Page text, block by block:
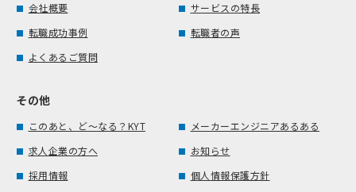
会社概要
サービスの特長
転職成功事例
転職者の声
よくあるご質問
その他
このあと、ど～なる？KYT
メーカーエンジニアあるある
求人企業の方へ
お知らせ
採用情報
個人情報保護方針